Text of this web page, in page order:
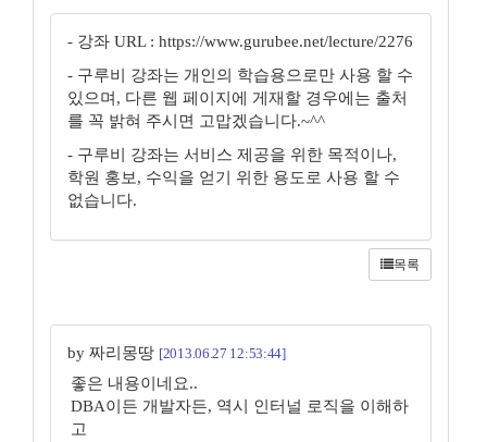
- 강좌 URL : https://www.gurubee.net/lecture/2276
- 구루비 강좌는 개인의 학습용으로만 사용 할 수
있으며, 다른 웹 페이지에 게재할 경우에는 출처
를 꼭 밝혀 주시면 고맙겠습니다.~^^
- 구루비 강좌는 서비스 제공을 위한 목적이나,
학원 홍보, 수익을 얻기 위한 용도로 사용 할 수
없습니다.
목록
by 짜리몽땅 [2013.06.27 12:53:44]
좋은 내용이네요..
DBA이든 개발자든, 역시 인터널 로직을 이해하
고